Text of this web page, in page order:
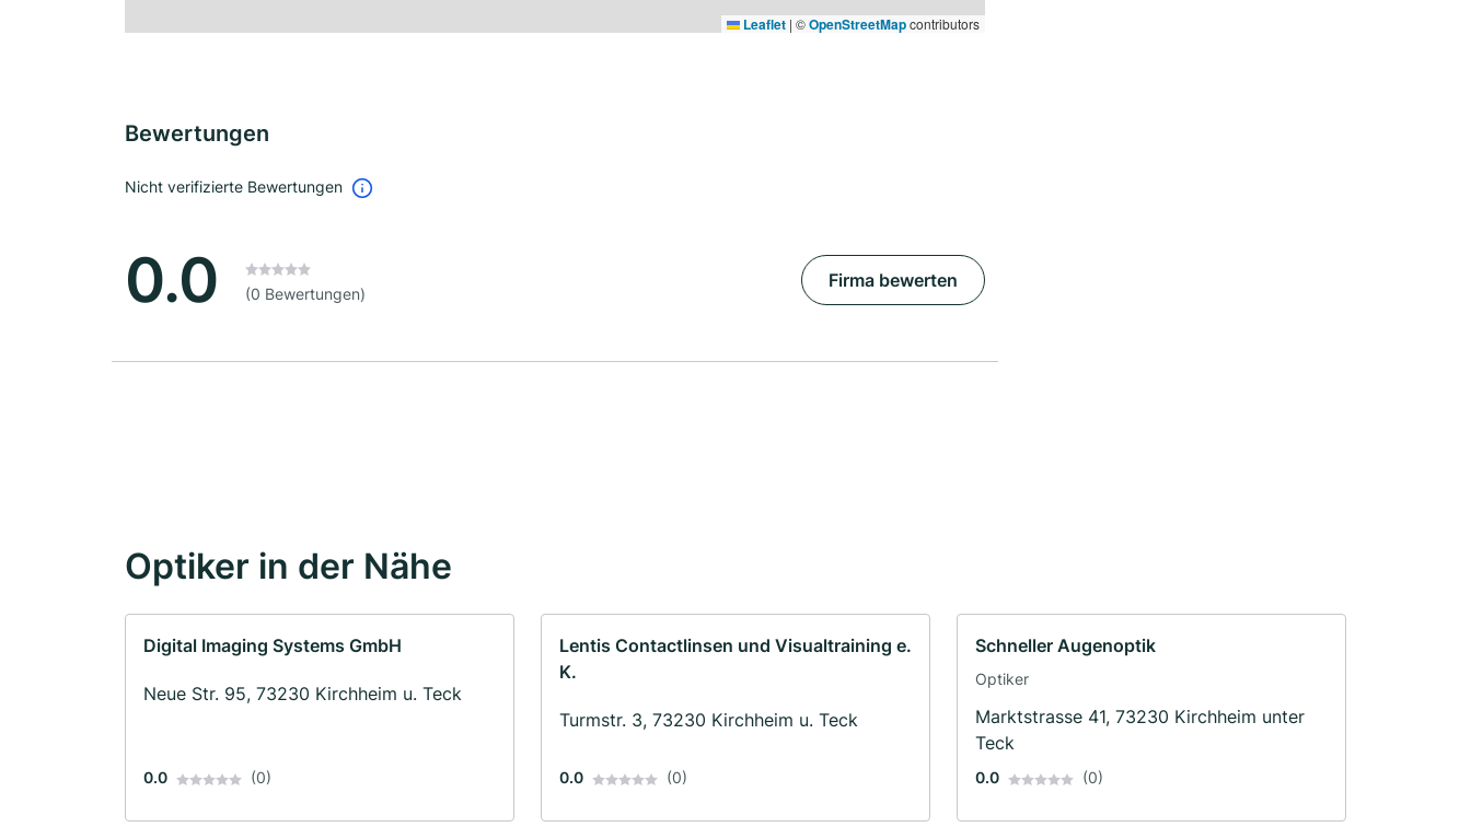
Leaflet | ©OpenStreetMapcontributors
Bewertungen
Nicht verifizierte Bewertungen
0.0 (0 Bewertungen)
Firma bewerten
Optiker in der Nähe
Digital Imaging Systems GmbH
Neue Str. 95, 73230 Kirchheim u. Teck
0.0 (0)
Lentis Contactlinsen und Visualtraining e.
K.
Turmstr. 3, 73230 Kirchheim u. Teck
0.0 (0)
Schneller Augenoptik
Optiker
Marktstrasse 41, 73230 Kirchheim unter
Teck
0.0 (0)